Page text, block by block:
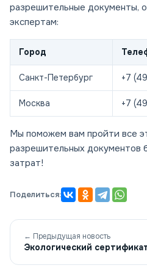
разрешительные документы,
экспертам:
Город
Санкт-Петербург +7
Москва +7
Мы поможем вам пройти все
разрешительных документов
затрат!
Поделиться:
← Предыдущая новость
Экологический